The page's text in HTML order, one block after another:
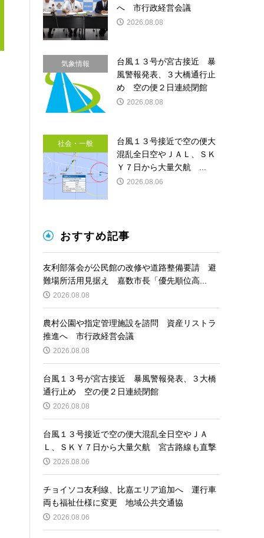
へ 市行政経営会議
2026.08.08
気象情報
台風１３号が宮古接近 暴
風警報発表、３大橋通行止
め 空の便２日連続閉館
2026.08.08
社会・一般
台風１３号接近で空の便大
混乱全日空やＪＡＬ、ＳＫ
Ｙ７日から大量欠航 ...
2026.08.06
おすすめ記事
友利部落会が公民館の改修や道路整備要請 避
難場所活用見据え 嘉数市長「優先順位高...
2026.08.08
農村公園や指定管理施設を諮問 資産リストラ
推進へ 市行政経営会議
2026.08.08
台風１３号が宮古接近 暴風警報発表、３大橋
通行止め 空の便２日連続閉館
2026.08.08
台風１３号接近で空の便大混乱全日空やＪＡ
Ｌ、ＳＫＹ７日から大量欠航 宮古路線も直撃
2026.08.06
チョイソコ友利線、比嘉エリア追加へ 運行車
両も福祉仕様に変更 地域公共交通協
2026.08.06